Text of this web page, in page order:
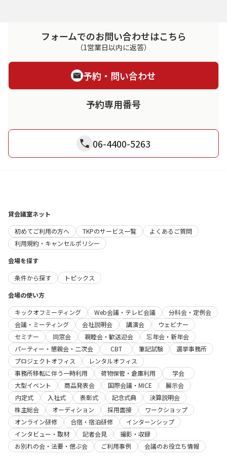
フォームでのお問い合わせはこちら
（1営業日以内に返答）
予約・問い合わせ
予約専用番号
06-4400-5263
貸会議室ネット
初めてご利用の方へ
TKPのサービス一覧
よくあるご質問
利用規約・キャンセルポリシー
会場を探す
条件から探す
トピックス
会場の使い方
キックオフミーティング
Web会議・テレビ会議
分科会・定例会
会議・ミーティング
会社説明会 講演会
ウェビナー
セミナー
同窓会 親睦会・歓送迎会
忘年会・新年会
パーティー・懇親会・二次会
CBT 筆記試験
選挙事務所
プロジェクトオフィス
レンタルオフィス
事務所移転に伴う一時利用
荷物保管・倉庫利用
学会
大型イベント
商品発表会 国際会議・MICE
展示会
内定式
入社式 表彰式 記念式典
決算説明会
株主総会
オーディション 採用面接
ワークショップ
オンライン研修
合宿・宿泊研修
インターンシップ
インタビュー・取材
記者会見
撮影・収録
お別れの会・法要・偲ぶ会
ご利用事例 会議のお役立ち情報